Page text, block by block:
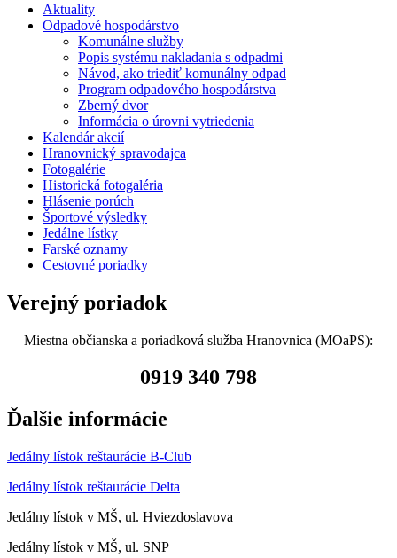
Aktuality
Odpadové hospodárstvo
Komunálne služby
Popis systému nakladania s odpadmi
Návod, ako triediť komunálny odpad
Program odpadového hospodárstva
Zberný dvor
Informácia o úrovni vytriedenia
Kalendár akcií
Hranovnický spravodajca
Fotogalérie
Historická fotogaléria
Hlásenie porúch
Športové výsledky
Jedálne lístky
Farské oznamy
Cestovné poriadky
Verejný poriadok
Miestna občianska a poriadková služba Hranovnica (MOaPS):
0919 340 798
Ďalšie informácie
Jedálny lístok reštaurácie B-Club
Jedálny lístok reštaurácie Delta
Jedálny lístok v MŠ, ul. Hviezdoslavova
Jedálny lístok v MŠ, ul. SNP